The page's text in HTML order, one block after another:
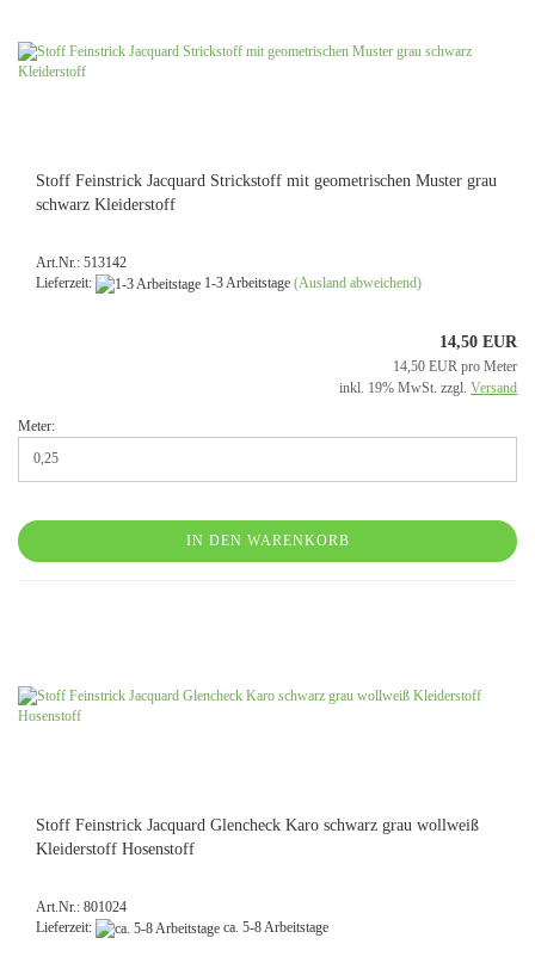
Stoff Feinstrick Jacquard Strickstoff mit geometrischen Muster grau
schwarz Kleiderstoff
Art.Nr.: 513142
Lieferzeit:
1-3 Arbeitstage (Ausland abweichend)
14,50 EUR
14,50 EUR pro Meter
inkl. 19% MwSt. zzgl. Versand
Meter:
IN DEN WARENKORB
Stoff Feinstrick Jacquard Glencheck Karo schwarz grau wollweiß
Kleiderstoff Hosenstoff
Art.Nr.: 801024
Lieferzeit:
ca. 5-8 Arbeitstage